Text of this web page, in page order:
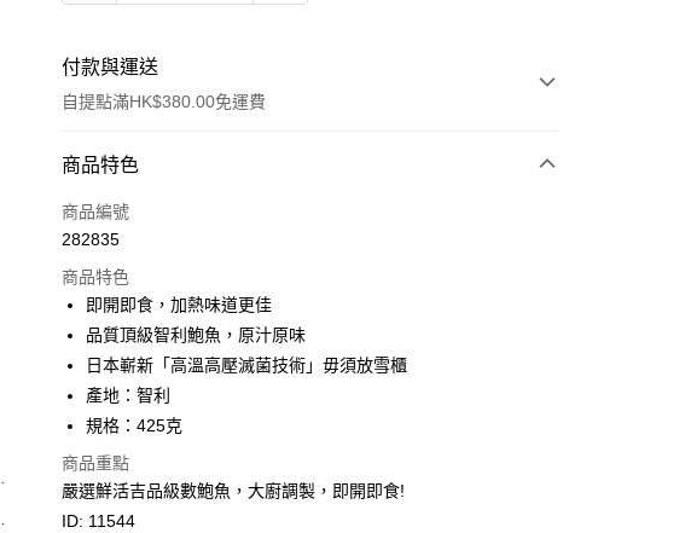
付款與運送
自提點滿HK$380.00免運費
付款方式
信用卡
Google Pay
AlipayHK
PayMe
WeChat Pay
BoC Pay
其他轉帳方式
商品特色
商品編號
282835
商品特色
即開即食，加熱味道更佳
品質頂級智利鮑魚，原汁原味
日本嶄新「高溫高壓滅菌技術」毋須放雪櫃
產地：智利
規格：425克
商品重點
嚴選鮮活吉品級數鮑魚，大廚調製，即開即食!
ID: 11544